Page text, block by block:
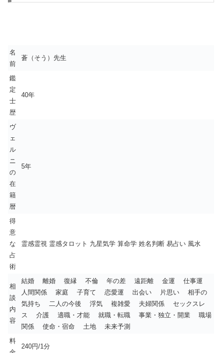
名
前
蒼（そう）先生
鑑
定
士
歴
40年
ヴ
ェ
ル
ニ
の
在
籍
暦
5年
得
意
な
占
術
霊感霊視 霊感タロット 九星気学 算命学 姓名判断 易占い 風水
相
談
内
容
結婚 離婚 復縁 不倫 年の差 遠距離 金運 仕事運
人間関係 家庭 子育て 恋愛運 出会い 片思い 相手の
気持ち 二人の今後 浮気 複雑愛 夫婦関係 セックスレ
ス 介護 適職・才能 就職・転職 事業・独立・開業 職場
関係 使命・宿命 土地 未来予測
料
240円/1分